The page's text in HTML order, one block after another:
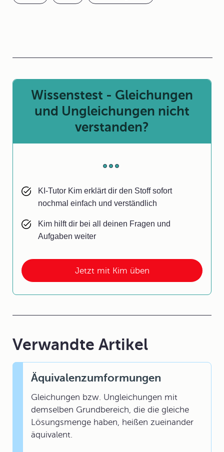
Jetzt mit Kim üben
Wissenstest - Gleichungen
und Ungleichungen nicht
verstanden?
KI-Tutor Kim erklärt dir den Stoff sofort
nochmal einfach und verständlich
Kim hilft dir bei all deinen Fragen und
Aufgaben weiter
Verwandte Artikel
Äquivalenzumformungen
Gleichungen bzw. Ungleichungen mit
demselben Grundbereich, die die gleiche
Lösungsmenge haben, heißen zueinander
äquivalent.